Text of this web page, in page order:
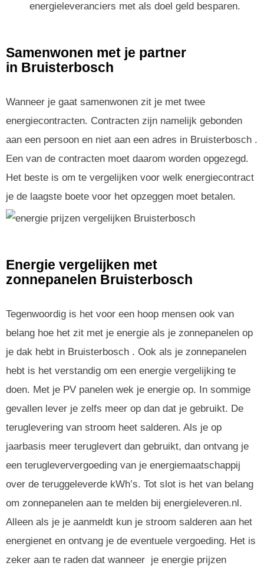
energieleveranciers met als doel geld besparen.
Samenwonen met je partner
in Bruisterbosch
Wanneer je gaat samenwonen zit je met twee
energiecontracten. Contracten zijn namelijk gebonden
aan een persoon en niet aan een adres in Bruisterbosch .
Een van de contracten moet daarom worden opgezegd.
Het beste is om te vergelijken voor welk energiecontract
je de laagste boete voor het opzeggen moet betalen.
Energie vergelijken met
zonnepanelen Bruisterbosch
Tegenwoordig is het voor een hoop mensen ook van
belang hoe het zit met je energie als je zonnepanelen op
je dak hebt in Bruisterbosch . Ook als je zonnepanelen
hebt is het verstandig om een energie vergelijking te
doen. Met je PV panelen wek je energie op. In sommige
gevallen lever je zelfs meer op dan dat je gebruikt. De
teruglevering van stroom heet salderen. Als je op
jaarbasis meer teruglevert dan gebruikt, dan ontvang je
een terugleververgoeding van je energiemaatschappij
over de teruggeleverde kWh’s. Tot slot is het van belang
om zonnepanelen aan te melden bij energieleveren.nl.
Alleen als je je aanmeldt kun je stroom salderen aan het
energienet en ontvang je de eventuele vergoeding. Het is
zeker aan te raden dat wanneer je energie prijzen